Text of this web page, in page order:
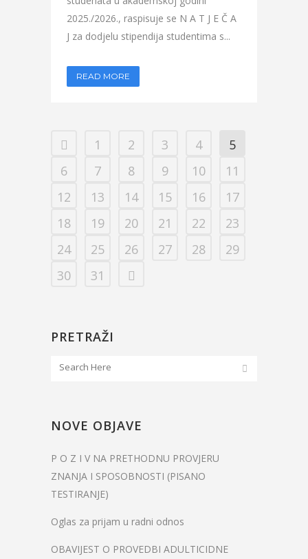
2025./2026., raspisuje se N A T J E Č A
J za dodjelu stipendija studentima s...
READ MORE
1 2 3 4
5
6
7 8 9 10
11
12
13 14 15 16
17
18
19 20 21 22
23
24
25 26 27 28
29
30
31
PRETRAŽI
NOVE OBJAVE
P O Z I V NA PRETHODNU PROVJERU
ZNANJA I SPOSOBNOSTI (PISANO
TESTIRANJE)
Oglas za prijam u radni odnos
OBAVIJEST O PROVEDBI ADULTICIDNE